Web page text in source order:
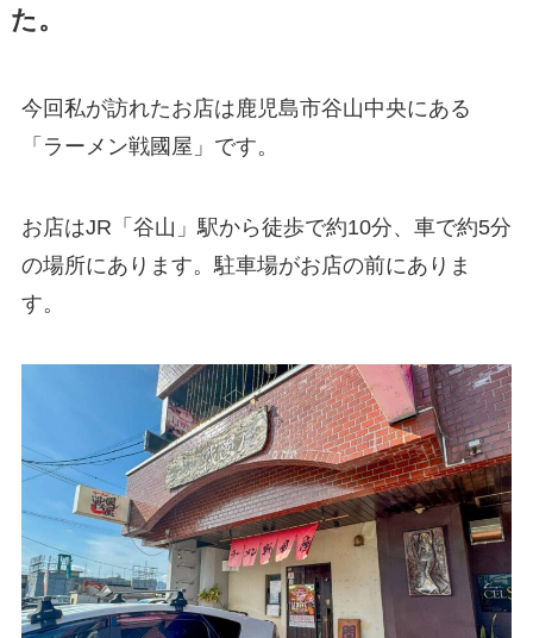
た。
今回私が訪れたお店は鹿児島市谷山中央にある
「ラーメン戦國屋」です。
お店はJR「谷山」駅から徒歩で約10分、車で約5分
の場所にあります。駐車場がお店の前にありま
す。